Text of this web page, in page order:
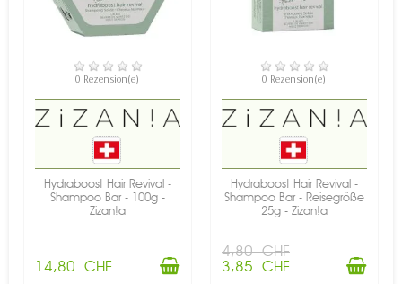
VERFÜGBAR
0 Rezension(e)
Hydraboost Hair Revival -
Shampoo Bar - 100g -
Zizan!a
14,80 CHF
VERFÜGBAR
0 Rezension(e)
Hydraboost Hair Revival -
Shampoo Bar - Reisegröße
25g - Zizan!a
4,80 CHF
3,85 CHF